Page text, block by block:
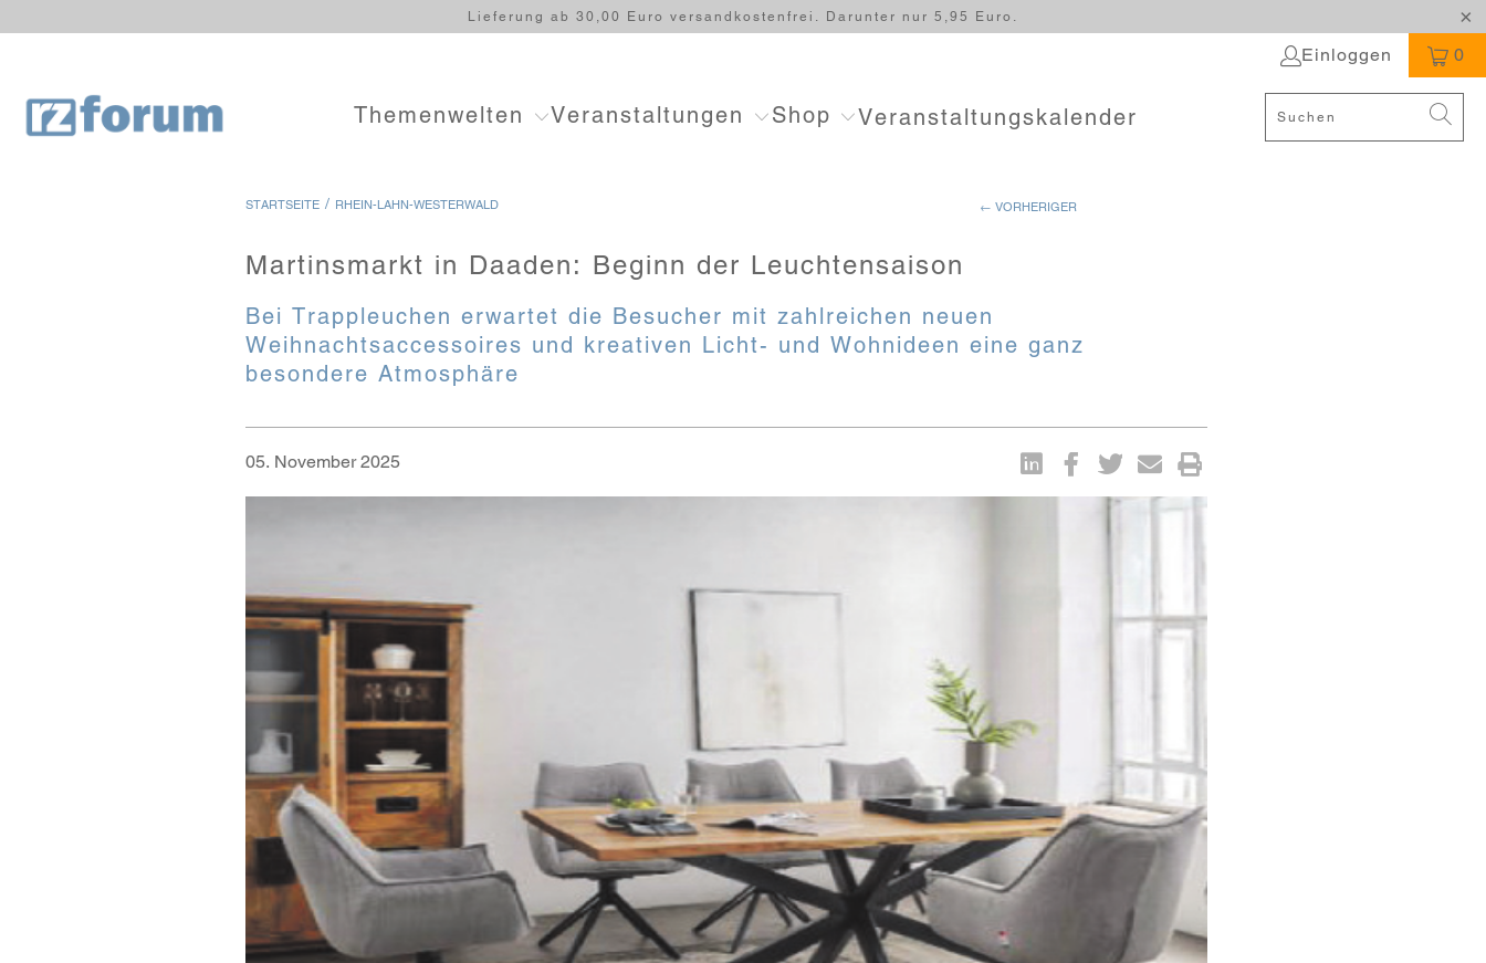
Lieferung ab 30,00 Euro versandkostenfrei. Darunter nur 5,95 Euro.
Einloggen 0
Themenwelten Veranstaltungen Shop Veranstaltungskalender
STARTSEITE / RHEIN-LAHN-WESTERWALD ← VORHERIGER
Martinsmarkt in Daaden: Beginn der Leuchtensaison
Bei Trappleuchen erwartet die Besucher mit zahlreichen neuen
Weihnachtsaccessoires und kreativen Licht- und Wohnideen eine ganz
besondere Atmosphäre
05. November 2025